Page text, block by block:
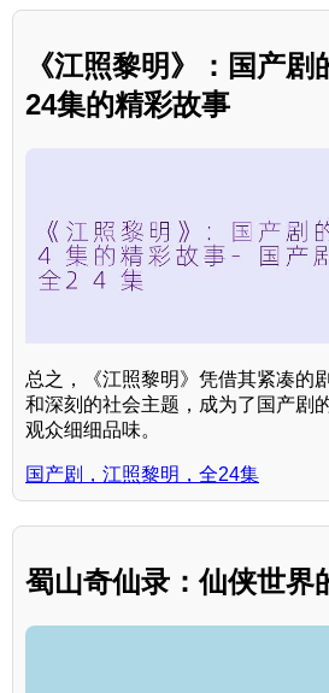
《江照黎明》：国产
24集的精彩故事
总之，《江照黎明》凭借其紧凑的
和深刻的社会主题，成为了国产剧
观众细细品味。
国产剧，江照黎明，全24集
蜀山奇仙录：仙侠世界